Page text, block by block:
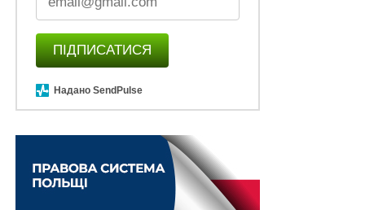
ПІДПИСАТИСЯ
Надано SendPulse